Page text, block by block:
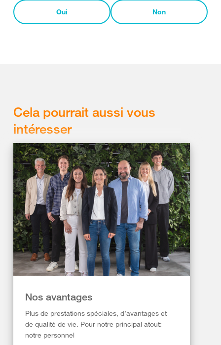
Oui Non
Cela pourrait aussi vous
intéresser
Nos avantages
Plus de prestations spéciales, d’avantages et
de qualité de vie. Pour notre principal atout:
notre personnel